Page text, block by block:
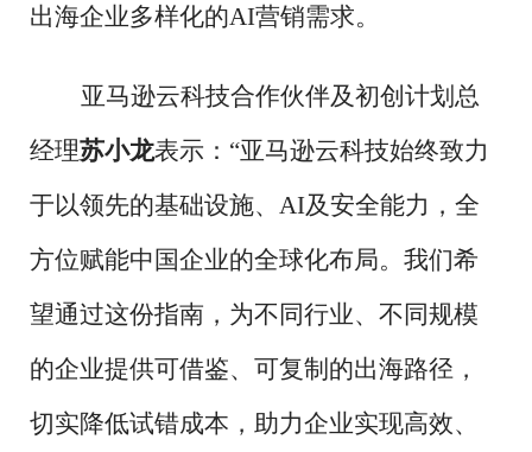
出海企业多样化的AI营销需求。
亚马逊云科技合作伙伴及初创计划总
经理苏小龙表示： “亚马逊云科技始终致力
于以领先的基础设施、AI及安全能力，全
方位赋能中国企业的全球化布局。我们希
望通过这份指南，为不同行业、不同规模
的企业提供可借鉴、可复制的出海路径，
切实降低试错成本，助力企业实现高效、